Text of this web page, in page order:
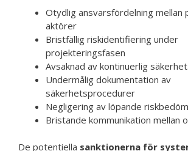
Otydlig ansvarsfördelning mellan
aktörer
Bristfällig riskidentifiering under
projekteringsfasen
Avsaknad av kontinuerlig
Undermålig dokumentation av
säkerhetsprocedurer
Negligering av löpande
Bristande kommunikation mellan
De potentiella sanktionerna för